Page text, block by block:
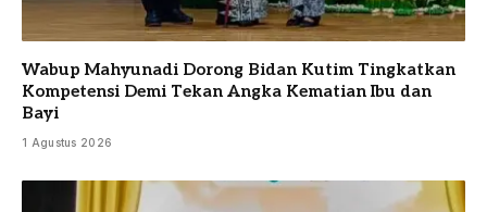
Wabup Mahyunadi Dorong Bidan Kutim Tingkatkan
Kompetensi Demi Tekan Angka Kematian Ibu dan
Bayi
1 Agustus 2026